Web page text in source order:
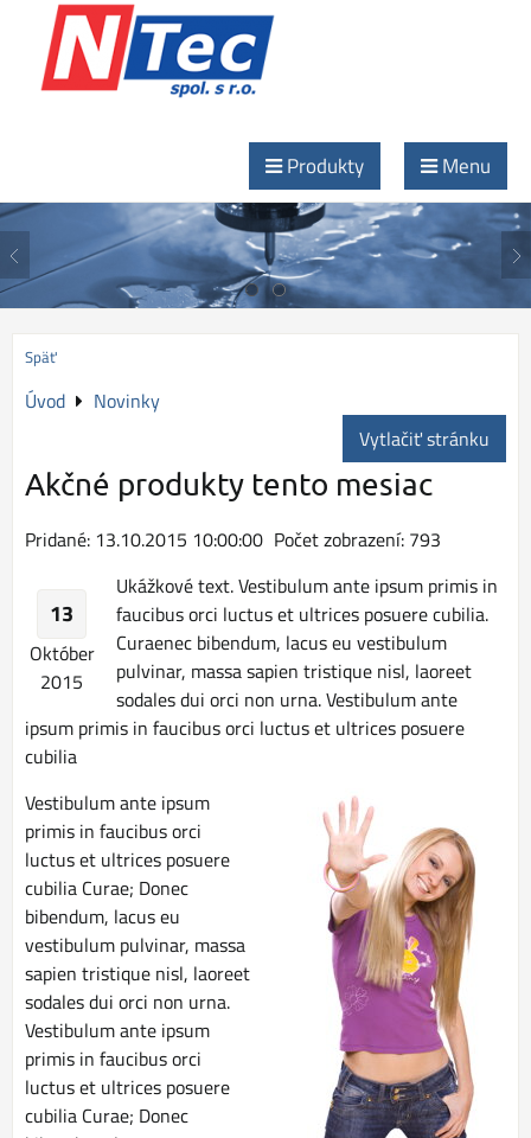
Produkty Menu
NTec - špecialista na rezanie vodným lúčom
Ľubovoľný materiál, lubovoľný tvar...
NTec - špecialista na rezanie vodným lúčom
Späť
Úvod
Novinky
Vytlačiť stránku
Akčné produkty tento mesiac
Pridané: 13.10.2015 10:00:00 Počet zobrazení: 793
13
Október
2015
Ukážkové text. Vestibulum ante ipsum primis in
faucibus orci luctus et ultrices posuere cubilia.
Curaenec bibendum, lacus eu vestibulum
pulvinar, massa sapien tristique nisl, laoreet
sodales dui orci non urna. Vestibulum ante
ipsum primis in faucibus orci luctus et ultrices posuere
cubilia
Vestibulum ante ipsum
primis in faucibus orci
luctus et ultrices posuere
cubilia Curae; Donec
bibendum, lacus eu
vestibulum pulvinar, massa
sapien tristique nisl, laoreet
sodales dui orci non urna.
Vestibulum ante ipsum
primis in faucibus orci
luctus et ultrices posuere
cubilia Curae; Donec